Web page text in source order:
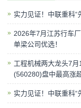
实力见证！中联重科“
2026年7月江苏行车
单梁公司优选！
工程机械两大龙头7
(560280)盘中最高涨
实力见证！中联重科“